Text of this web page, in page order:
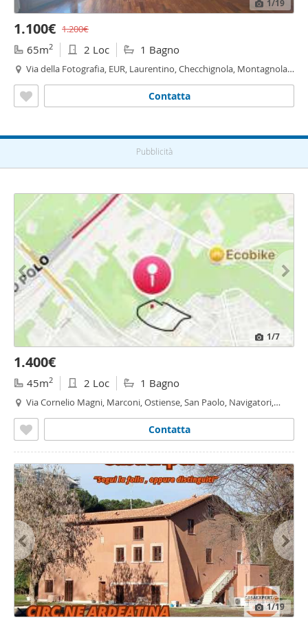
1 /19
1.100€ 1.200€
65m2 2 Loc 1 Bagno
Via della Fotografia, EUR, Laurentino, Checchignola, Montagnola,
Contatta
Pubblicità
1/7
1.400€
45m2 2 Loc 1 Bagno
Via Cornelio Magni, Marconi, Ostiense, San Paolo, Navigatori,
Contatta
1/19